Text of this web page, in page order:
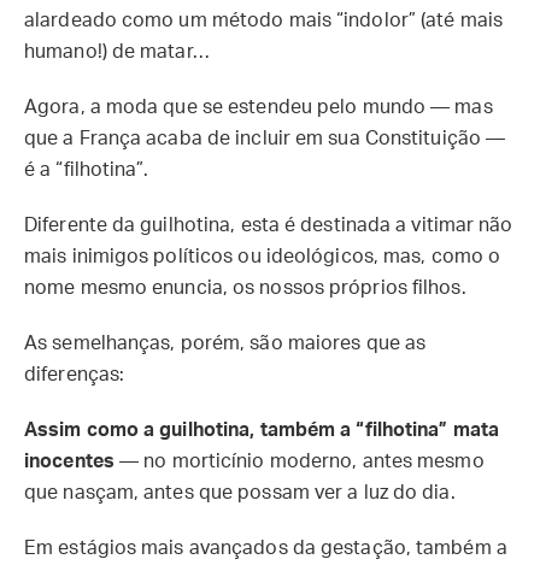
alardeado como um método mais “indolor” (até mais
humano!) de matar…
Agora, a moda que se estendeu pelo mundo — mas
que a França acaba de incluir em sua Constituição —
é a “filhotina”.
Diferente da guilhotina, esta é destinada a vitimar não
mais inimigos políticos ou ideológicos, mas, como o
nome mesmo enuncia, os nossos próprios filhos.
As semelhanças, porém, são maiores que as
diferenças:
Assim como a guilhotina, também a “filhotina” mata
inocentes — no morticínio moderno, antes mesmo
que nasçam, antes que possam ver a luz do dia.
Em estágios mais avançados da gestação, também a